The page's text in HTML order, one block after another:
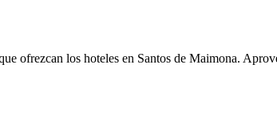
ofrezcan los hoteles en Santos de Maimona.